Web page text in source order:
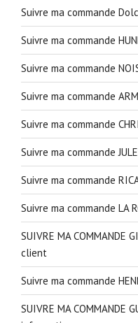
Suivre ma commande
Suivre ma commande
Suivre ma commande
Suivre ma commande
Suivre ma commande
Suivre ma commande
Suivre ma commande
Suivre ma commande LA
SUIVRE MA COMMANDE
client
Suivre ma commande
SUIVRE MA COMMANDE